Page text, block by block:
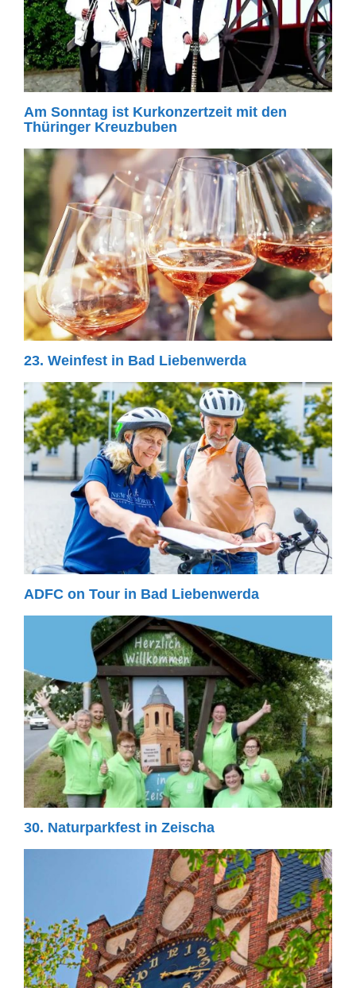
Am Sonntag ist Kurkonzertzeit mit den
Thüringer Kreuzbuben
23. Weinfest in Bad Liebenwerda
ADFC on Tour in Bad Liebenwerda
30. Naturparkfest in Zeischa